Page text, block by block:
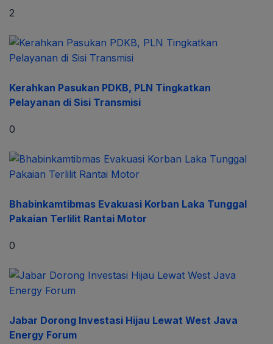
2
Kerahkan Pasukan PDKB, PLN Tingkatkan
Pelayanan di Sisi Transmisi
0
Bhabinkamtibmas Evakuasi Korban Laka Tunggal
Pakaian Terlilit Rantai Motor
0
Jabar Dorong Investasi Hijau Lewat West Java
Energy Forum